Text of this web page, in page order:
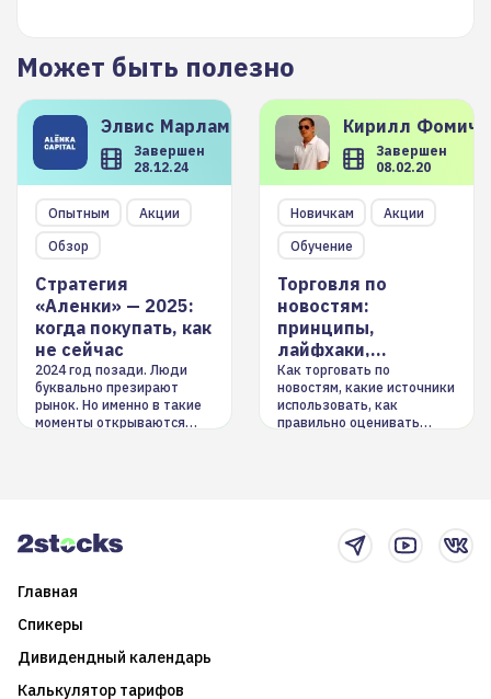
Может быть полезно
Элвис Марламов
Завершен
28.12.24
Опытным
Акции
Обзор
Стратегия
«Аленки» — 2025:
когда покупать, как
не сейчас
2024 год позади. Люди
буквально презирают
рынок. Но именно в такие
моменты открываются
Кирилл
Завершен
08.02.20
Новичкам
Акции
Обучение
Торговля по
новостям:
принципы,
лайфхаки,
инструменты
Как торговать по
новостям, какие источники
использовать, как
правильно оценивать
Главная
Спикеры
Дивидендный календарь
Калькулятор тарифов